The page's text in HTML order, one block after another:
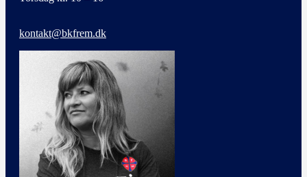
kontakt@bkfrem.dk